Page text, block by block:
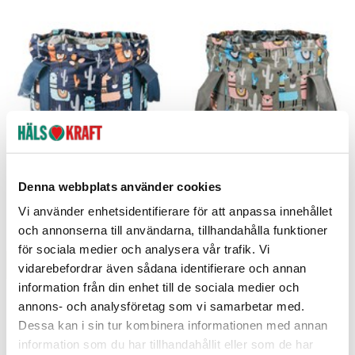
Denna webbplats använder cookies
Vi använder enhetsidentifierare för att anpassa innehållet
och annonserna till användarna, tillhandahålla funktioner
för sociala medier och analysera vår trafik. Vi
vidarebefordrar även sådana identifierare och annan
information från din enhet till de sociala medier och
annons- och analysföretag som vi samarbetar med.
Dessa kan i sin tur kombinera informationen med annan
information som du har tillhandahållit eller som de har
förbättra fotens hälsa och mjukgöra huden. Med några enkla
ingredienser och lite tid kan du skapa en trevlig ritual som ger
en känsla av välbefinnande och lugn. Så varför inte unna dig
själv ett avkopplande fotbad idag? Dina fötter kommer att
tacka dig!
Fotbad Vikbart Mörkblå Lama
Palmetten
Pris:179 kr
179 kr
Lägg i varukorgen
Fotbad Vikbart Grå Lama
Palmetten
Pris:179 kr
179 kr
Se butikslager